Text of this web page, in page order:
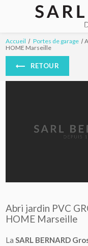
Accueil Portes de garage
HOME Marseille
RETOUR
Abri jardin PVC
HOME Marseille
LaSARL BERNARD
Panneau de gestion des